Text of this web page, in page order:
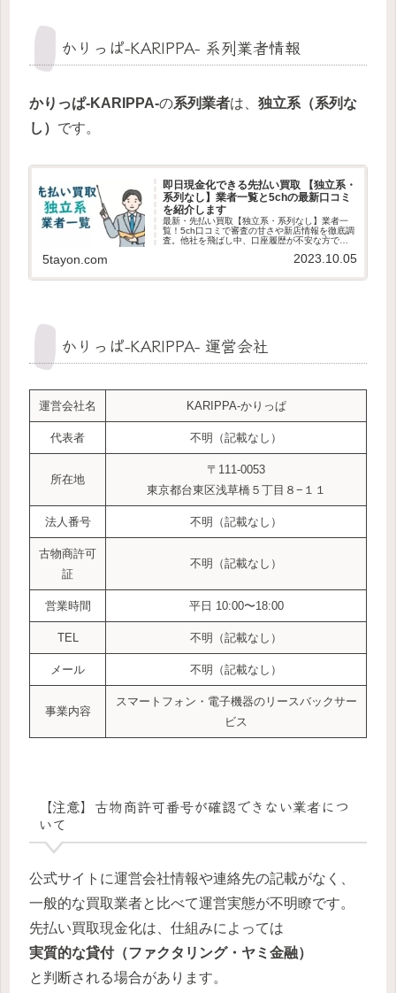
かりっぱ-KARIPPA- 系列業者情報
かりっぱ-KARIPPA-の系列業者は、 独立系（系列な
し） です。
即日現金化できる先払い買取 【独立系・
系列なし】業者一覧と5chの最新口コミ
を紹介します
最新・先払い買取【独立系・系列なし】業者一
覧！5ch口コミで審査の甘さや新店情報を徹底調
査。他社を飛ばし中、口座履歴が不安な方でも
は？最新情報を元に独自審査の業者をわかりや
5tayon.com 2023.10.05
かりっぱ-KARIPPA- 運営会社
運営会社名 KARIPPA-かりっぱ
代表者 不明（記載なし）
所在地
〒111-0053
東京都台東区浅草橋５丁目８−１１
法人番号 不明（記載なし）
古物商許可
証
不明（記載なし）
営業時間 平日 10:00〜18:00
TEL 不明（記載なし）
メール 不明（記載なし）
事業内容
スマートフォン・電子機器のリースバックサー
ビス
【注意】古物商許可番号が確認できない業者につ
いて
公式サイトに運営会社情報や連絡先の記載がなく、
一般的な買取業者と比べて運営実態が不明瞭です。
先払い買取現金化は、仕組みによっては
実質的な貸付（ファクタリング・ヤミ金融）
と判断される場合があります。